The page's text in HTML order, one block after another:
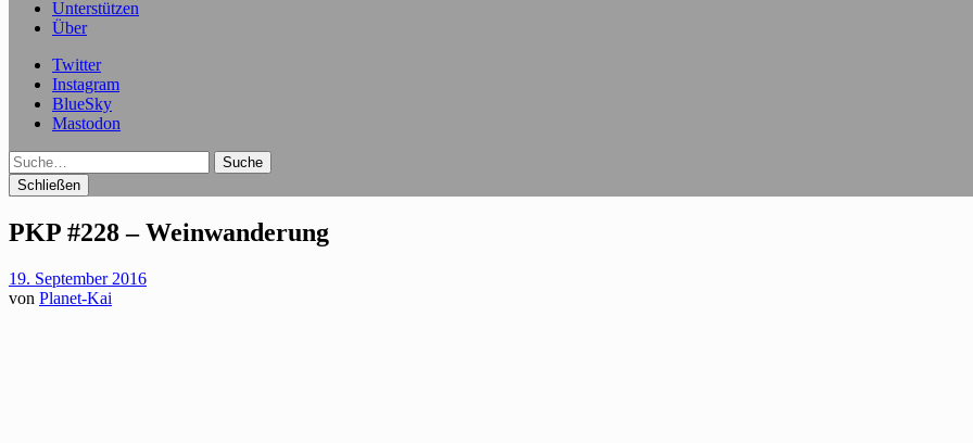
Unterstützen
Über
Twitter
Instagram
BlueSky
Mastodon
Suche
Schließen
PKP #228 – Weinwanderung
19. September 2016
von Planet-Kai